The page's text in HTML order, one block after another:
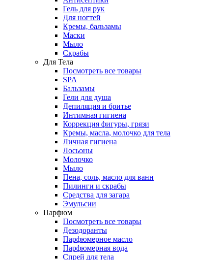
Гель для рук
Для ногтей
Кремы, бальзамы
Маски
Мыло
Скрабы
Для Тела
Посмотреть все товары
SPA
Бальзамы
Гели для душа
Депиляция и бритье
Интимная гигиена
Коррекция фигуры, грязи
Кремы, масла, молочко для тела
Личная гигиена
Лосьоны
Молочко
Мыло
Пена, соль, масло для ванн
Пилинги и скрабы
Средства для загара
Эмульсии
Парфюм
Посмотреть все товары
Дезодоранты
Парфюмерное масло
Парфюмерная вода
Спрей для тела